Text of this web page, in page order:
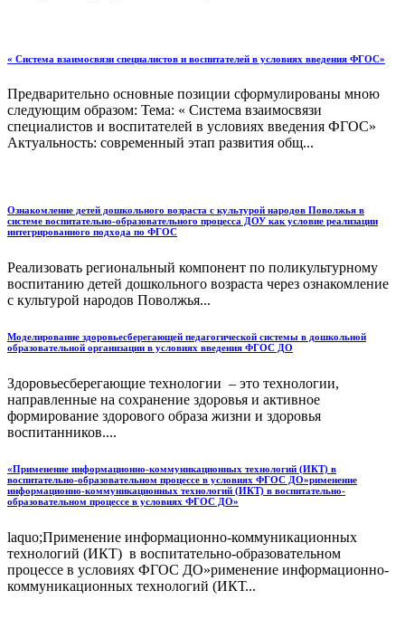
« Система взаимосвязи специалистов и воспитателей в условиях введения ФГОС»
Предварительно основные позиции сформулированы мною
следующим образом: Тема: « Система взаимосвязи
специалистов и воспитателей в условиях введения ФГОС»
Актуальность: современный этап развития общ...
Ознакомление детей дошкольного возраста с культурой народов Поволжья в
системе воспитательно-образовательного процесса ДОУ как условие реализации
интегрированного подхода по ФГОС
Реализовать региональный компонент по поликультурному
воспитанию детей дошкольного возраста через ознакомление
с культурой народов Поволжья...
Моделирование здоровьесберегающей педагогической системы в дошкольной
образовательной организации в условиях введения ФГОС ДО
Здоровьесберегающие технологии – это технологии,
направленные на сохранение здоровья и активное
формирование здорового образа жизни и здоровья
воспитанников....
«Применение информационно-коммуникационных технологий (ИКТ) в
воспитательно-образовательном процессе в условиях ФГОС ДО»рименение
информационно-коммуникационных технологий (ИКТ) в воспитательно-
образовательном процессе в условиях ФГОС ДО»
laquo;Применение информационно-коммуникационных
технологий (ИКТ) в воспитательно-образовательном
процессе в условиях ФГОС ДО»рименение информационно-
коммуникационных технологий (ИКТ...